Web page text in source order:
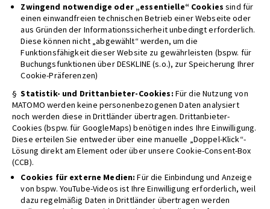
Zwingend notwendige oder „essentielle“ Cookies sind für
einen einwandfreien technischen Betrieb einer Webseite oder
aus Gründen der Informationssicherheit unbedingt erforderlich.
Diese können nicht „abgewählt“ werden, um die
Funktionsfähigkeit dieser Website zu gewährleisten (bspw. für
Buchungsfunktionen über DESKLINE (s.o.), zur Speicherung Ihrer
Cookie-Präferenzen)
§Statistik- und Drittanbieter-Cookies: Für die Nutzung von
MATOMO werden keine personenbezogenen Daten analysiert
noch werden diese in Drittländer übertragen. Drittanbieter-
Cookies (bspw. für GoogleMaps) benötigen indes Ihre Einwilligung.
Diese erteilen Sie entweder über eine manuelle „Doppel-Klick“-
Lösung direkt am Element oder über unsere Cookie-Consent-Box
(CCB).
Cookies für externe Medien: Für die Einbindung und Anzeige
von bspw. YouTube-Videos ist Ihre Einwilligung erforderlich, weil
dazu regelmäßig Daten in Drittländer übertragen werden